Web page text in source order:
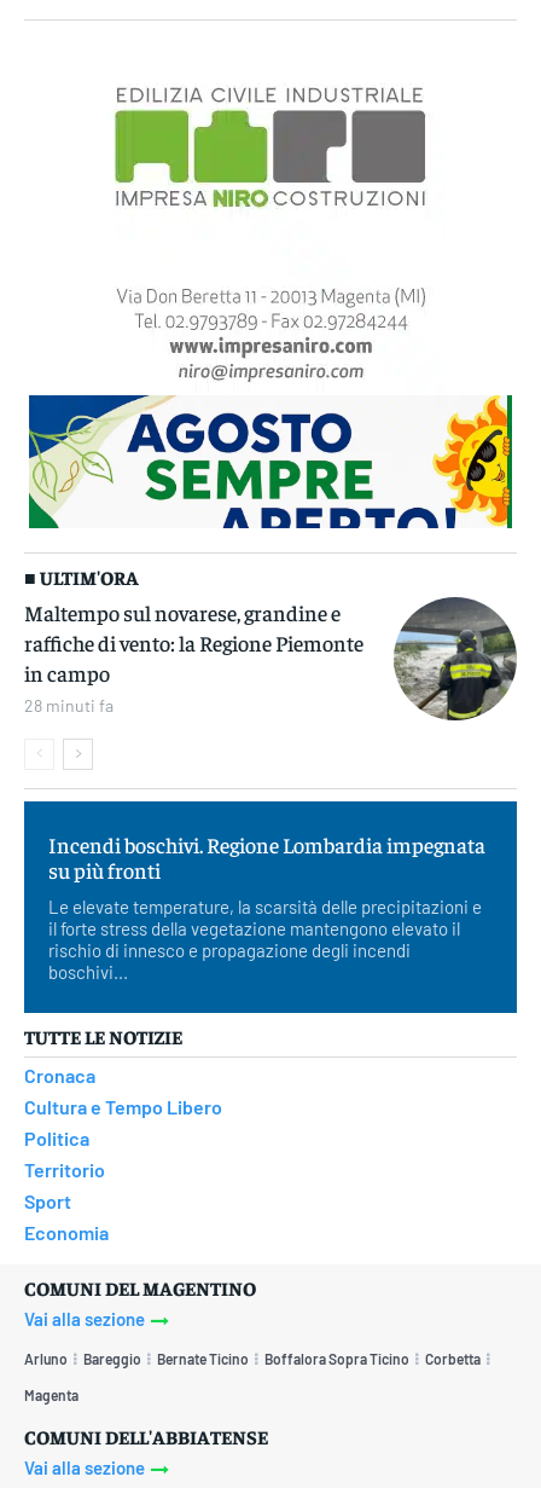
■ ULTIM'ORA
Maltempo sul novarese, grandine e
raffiche di vento: la Regione Piemonte
in campo
28 minuti fa
Incendi boschivi. Regione Lombardia impegnata
su più fronti
Le elevate temperature, la scarsità delle precipitazioni e
il forte stress della vegetazione mantengono elevato il
rischio di innesco e propagazione degli incendi
boschivi...
TUTTE LE NOTIZIE
Cronaca
Cultura e Tempo Libero
Politica
Territorio
Sport
Economia
COMUNI DEL MAGENTINO
Vai alla sezione
Arluno Bareggio Bernate Ticino Boffalora Sopra Ticino Corbetta
Magenta
COMUNI DELL'ABBIATENSE
Vai alla sezione